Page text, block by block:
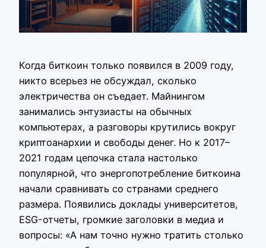
Когда биткоин только появился в 2009 году,
никто всерьез не обсуждал, сколько
электричества он съедает. Майнингом
занимались энтузиасты на обычных
компьютерах, а разговоры крутились вокруг
криптоанархии и свободы денег. Но к 2017–
2021 годам цепочка стала настолько
популярной, что энергопотребление биткоина
начали сравнивать со странами среднего
размера. Появились доклады университетов,
ESG-отчеты, громкие заголовки в медиа и
вопросы: «А нам точно нужно тратить столько